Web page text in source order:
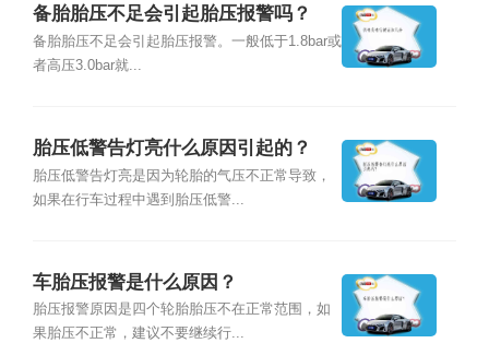
备胎胎压不足会引起胎压报警吗？
备胎胎压不足会引起胎压报警。一般低于1.8bar或
者高压3.0bar就...
胎压低警告灯亮什么原因引起的？
胎压低警告灯亮是因为轮胎的气压不正常导致，
如果在行车过程中遇到胎压低警...
车胎压报警是什么原因？
胎压报警原因是四个轮胎胎压不在正常范围，如
果胎压不正常，建议不要继续行...